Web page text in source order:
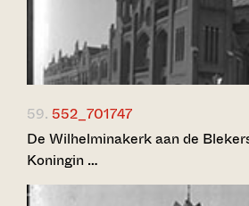
59. 552_701747
De Wilhelminakerk aan de
Koningin …